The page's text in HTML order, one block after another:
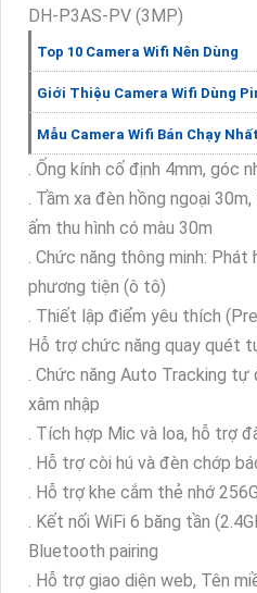
DH-P3AS-PV (3MP)
Top 10 Camera Wifi Nên Dùng
Giới Thiệu Camera Wifi Dùng
Mẫu Camera Wifi Bán Chạy
. Ống kính cố định 4mm, góc
. Tầm xa đèn hồng ngoại
ấm thu hình có màu 30m
. Chức năng thông minh:
phương tiện (ô tô)
. Thiết lập điểm yêu thích
Hỗ trợ chức năng quay quét
. Chức năng Auto Tracking
xâm nhập
. Tích hợp Mic và loa, hỗ trợ
. Hỗ trợ còi hú và đèn chớp
. Hỗ trợ khe cắm thẻ nhớ
. Kết nối WiFi 6 băng tần
Bluetooth pairing
. Hỗ trợ giao diện web, Tên